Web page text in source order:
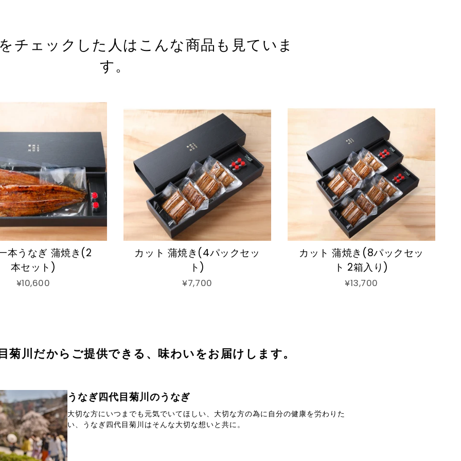
チェックした人はこんな商品も見ていま
す。
本うなぎ 蒲焼き(2
本セット)
¥10,600
カット 蒲焼き(4パックセッ
ト)
¥7,700
カット 蒲焼き(8パックセッ
ト 2箱入り)
¥13,700
菊川だからご提供できる、味わいをお届けします。
うなぎ四代目菊川のうなぎ
大切な方にいつまでも元気でいてほしい、大切な方の為に自分の健康を労わりた
い、うなぎ四代目菊川はそんな大切な想いと共に。